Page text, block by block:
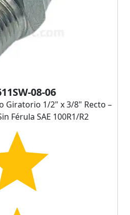
08-06
Giratorio 1/2" x 3/8" Recto –
Férula SAE 100R1/R2